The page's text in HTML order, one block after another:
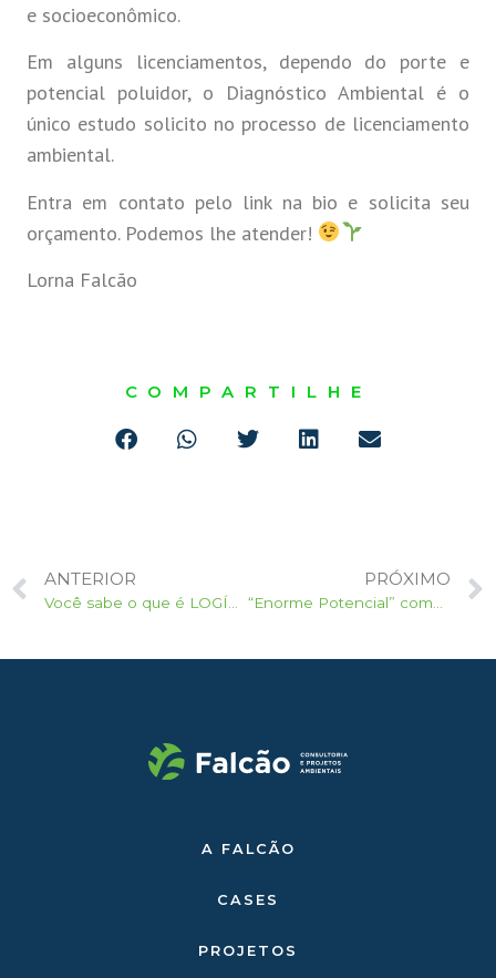
e socioeconômico.
Em alguns licenciamentos, dependo do porte e
potencial poluidor, o Diagnóstico Ambiental é o
único estudo solicito no processo de licenciamento
ambiental.
Entra em contato pelo link na bio e solicita seu
orçamento. Podemos lhe atender!
Lorna Falcão
COMPARTILHE
ANTERIOR PRÓXIMO
A FALCÃO
CASES
PROJETOS